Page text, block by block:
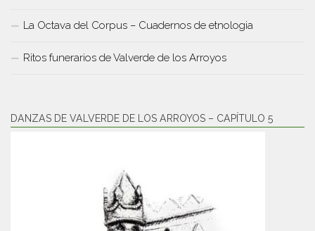
La Octava del Corpus – Cuadernos de etnologia
Ritos funerarios de Valverde de los Arroyos
DANZAS DE VALVERDE DE LOS ARROYOS – CAPÍTULO 5